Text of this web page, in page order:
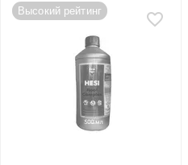
Высокий рейтинг